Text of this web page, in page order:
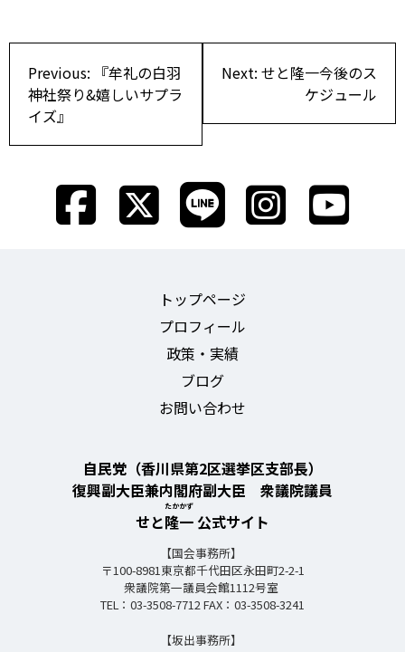
稿
ナ
ビ
Previous: 『牟礼の白羽
神社祭り&嬉しいサプラ
イズ』
Next: せと隆一今後のス
ケジュール
トップページ
プロフィール
政策・実績
ブログ
お問い合わせ
自民党（香川県第2区選挙区支部長）
復興副大臣兼内閣府副大臣 衆議院議員
せと隆一
たかかず
公式サイト
【国会事務所】
〒100-8981東京都千代田区永田町2-2-1
衆議院第一議員会館1112号室
TEL：03-3508-7712 FAX：03-3508-3241
【坂出事務所】